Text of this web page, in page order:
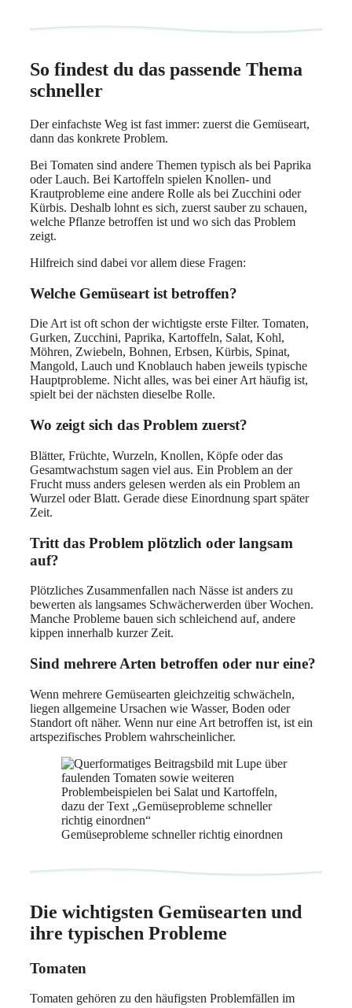
So findest du das passende Thema
schneller
Der einfachste Weg ist fast immer: zuerst die Gemüseart,
dann das konkrete Problem.
Bei Tomaten sind andere Themen typisch als bei Paprika
oder Lauch. Bei Kartoffeln spielen Knollen- und
Krautprobleme eine andere Rolle als bei Zucchini oder
Kürbis. Deshalb lohnt es sich, zuerst sauber zu schauen,
welche Pflanze betroffen ist und wo sich das Problem
zeigt.
Hilfreich sind dabei vor allem diese Fragen:
Welche Gemüseart ist betroffen?
Die Art ist oft schon der wichtigste erste Filter. Tomaten,
Gurken, Zucchini, Paprika, Kartoffeln, Salat, Kohl,
Möhren, Zwiebeln, Bohnen, Erbsen, Kürbis, Spinat,
Mangold, Lauch und Knoblauch haben jeweils typische
Hauptprobleme. Nicht alles, was bei einer Art häufig ist,
spielt bei der nächsten dieselbe Rolle.
Wo zeigt sich das Problem zuerst?
Blätter, Früchte, Wurzeln, Knollen, Köpfe oder das
Gesamtwachstum sagen viel aus. Ein Problem an der
Frucht muss anders gelesen werden als ein Problem an
Wurzel oder Blatt. Gerade diese Einordnung spart später
Zeit.
Tritt das Problem plötzlich oder langsam
auf?
Plötzliches Zusammenfallen nach Nässe ist anders zu
bewerten als langsames Schwächerwerden über Wochen.
Manche Probleme bauen sich schleichend auf, andere
kippen innerhalb kurzer Zeit.
Sind mehrere Arten betroffen oder nur eine?
Wenn mehrere Gemüsearten gleichzeitig schwächeln,
liegen allgemeine Ursachen wie Wasser, Boden oder
Standort oft näher. Wenn nur eine Art betroffen ist, ist ein
artspezifisches Problem wahrscheinlicher.
Gemüseprobleme schneller richtig einordnen
Die wichtigsten Gemüsearten und
ihre typischen Probleme
Tomaten
Tomaten gehören zu den häufigsten Problemfällen im